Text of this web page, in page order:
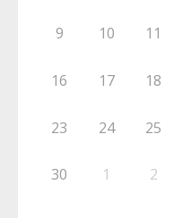
9 10 11
16 17 18
23 24 25
30 1 2